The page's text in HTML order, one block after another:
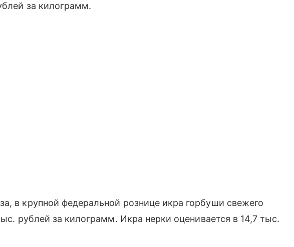
за килограмм.
в крупной федеральной рознице икра горбуши свежего
рублей за килограмм. Икра нерки оценивается в 14,7 тыс.